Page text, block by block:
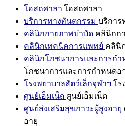
โอสถศาลา โอสถศาลา
บริการทางทันตกรรม บริการ
คลินิกกายภาพบำบัด คลินิกก
คลินิกเทคนิคการแพทย์ คลินิ
คลินิกโภชนาการและการกำ
โภชนาการและการกำหนดอ
โรงพยาบาลสัตว์เล็กจุฬาฯ โร
ศูนย์เอ็มเน็ต ศูนย์เอ็มเน็ต
ศูนย์ส่งเสริมสุขภาวะผู้สูงอายุ
อายุ